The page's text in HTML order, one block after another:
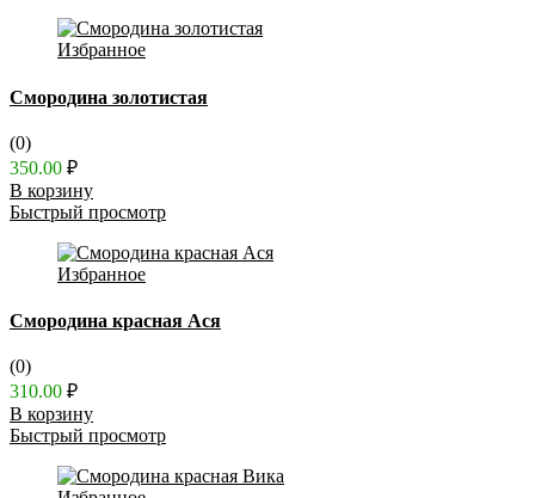
Избранное
Смородина золотистая
(0)
350.00 ₽
В корзину
Быстрый просмотр
Избранное
Смородина красная Ася
(0)
310.00 ₽
В корзину
Быстрый просмотр